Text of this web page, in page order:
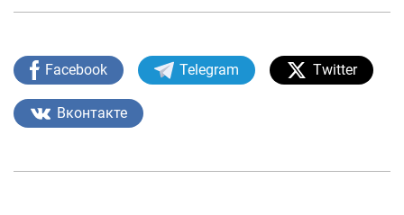
Facebook Telegram Twitter
Вконтакте